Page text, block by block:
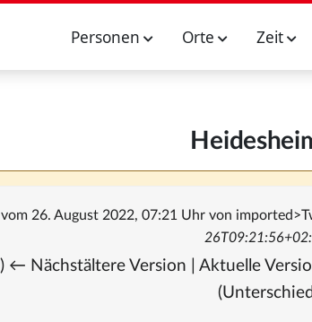
Personen Orte Zeit
26. August 2022, 07:21 Uhr von
← Nächstältere Version | Aktuelle